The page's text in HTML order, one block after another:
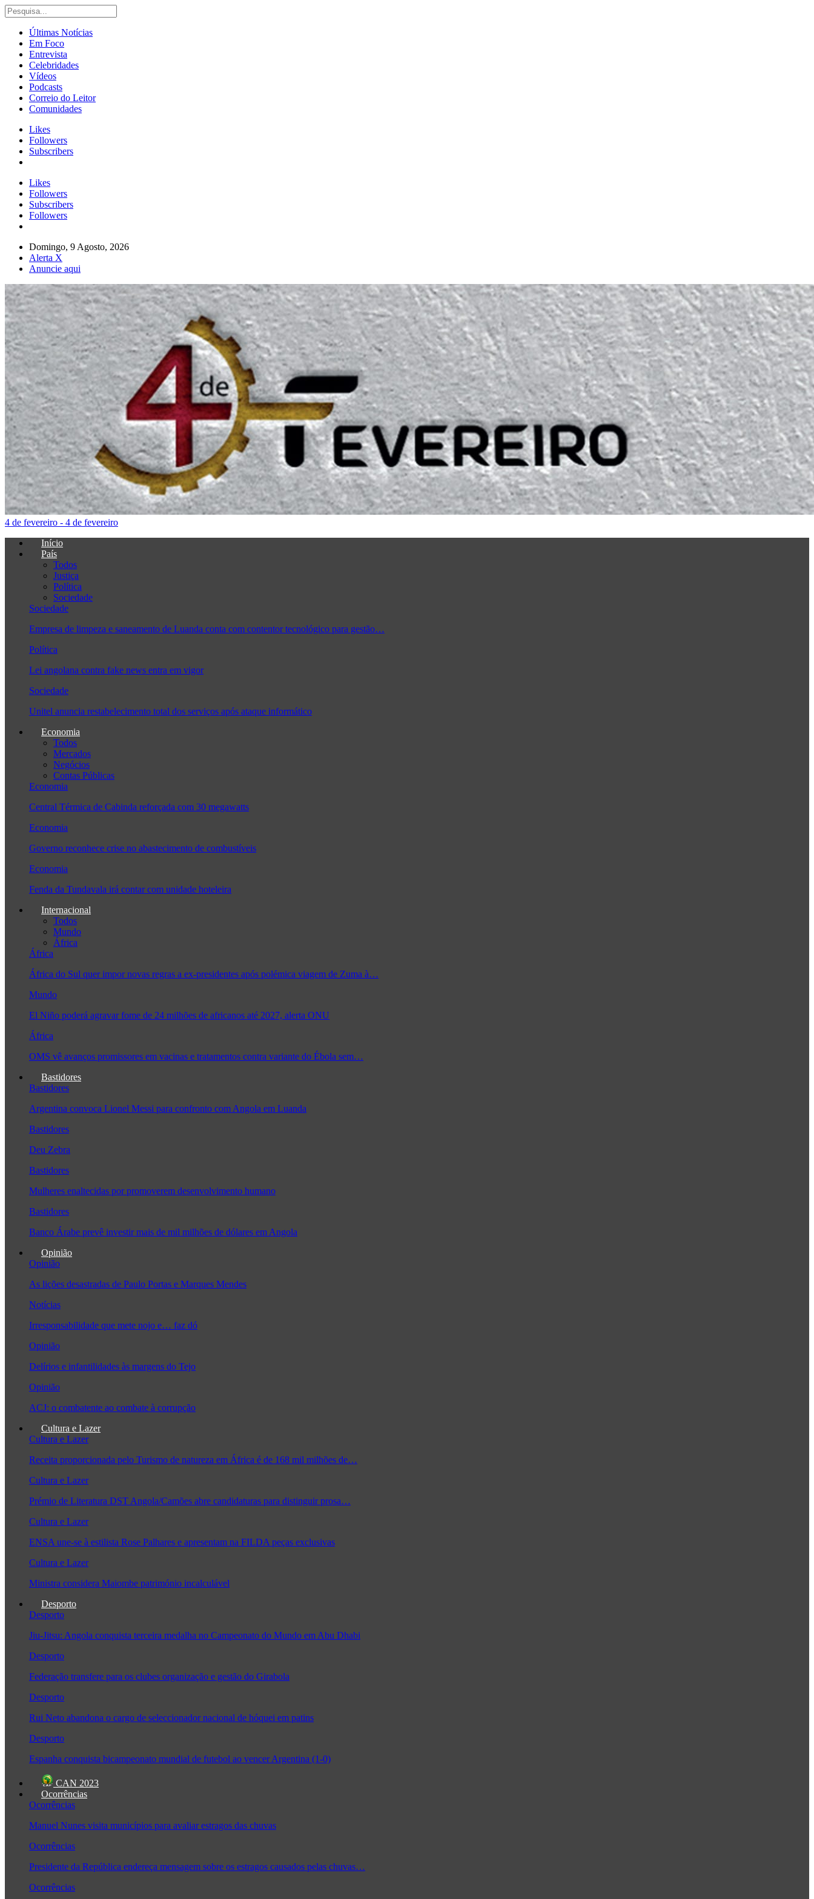
Últimas Notícias
Em Foco
Entrevista
Celebridades
Vídeos
Podcasts
Correio do Leitor
Comunidades
Likes
Followers
Subscribers
Likes
Followers
Subscribers
Followers
Domingo, 9 Agosto, 2026
Alerta X
Anuncie aqui
4 de fevereiro - 4 de fevereiro
Início
País
Todos
Justiça
Política
Sociedade
Sociedade
Empresa de limpeza e saneamento de Luanda conta com contentor tecnológico para gestão…
Política
Lei angolana contra fake news entra em vigor
Sociedade
Unitel anuncia restabelecimento total dos serviços após ataque informático
Economia
Todos
Mercados
Negócios
Contas Públicas
Economia
Central Térmica de Cabinda reforçada com 30 megawatts
Economia
Governo reconhece crise no abastecimento de combustíveis
Economia
Fenda da Tundavala irá contar com unidade hoteleira
Internacional
Todos
Mundo
África
África
África do Sul quer impor novas regras a ex-presidentes após polémica viagem de Zuma à…
Mundo
El Niño poderá agravar fome de 24 milhões de africanos até 2027, alerta ONU
África
OMS vê avanços promissores em vacinas e tratamentos contra variante do Ébola sem…
Bastidores
Bastidores
Argentina convoca Lionel Messi para confronto com Angola em Luanda
Bastidores
Deu Zebra
Bastidores
Mulheres enaltecidas por promoverem desenvolvimento humano
Bastidores
Banco Árabe prevê investir mais de mil milhões de dólares em Angola
Opinião
Opinião
As lições desastradas de Paulo Portas e Marques Mendes
Notícias
Irresponsabilidade que mete nojo e… faz dó
Opinião
Delírios e infantilidades às margens do Tejo
Opinião
ACJ: o combatente ao combate à corrupção
Cultura e Lazer
Cultura e Lazer
Receita proporcionada pelo Turismo de natureza em África é de 168 mil milhões de…
Cultura e Lazer
Prémio de Literatura DST Angola/Camões abre candidaturas para distinguir prosa…
Cultura e Lazer
ENSA une-se à estilista Rose Palhares e apresentam na FILDA peças exclusivas
Cultura e Lazer
Ministra considera Maiombe património incalculável
Desporto
Desporto
Jiu-Jitsu: Angola conquista terceira medalha no Campeonato do Mundo em Abu Dhabi
Desporto
Federação transfere para os clubes organização e gestão do Girabola
Desporto
Rui Neto abandona o cargo de seleccionador nacional de hóquei em patins
Desporto
Espanha conquista bicampeonato mundial de futebol ao vencer Argentina (1-0)
CAN 2023
Ocorrências
Ocorrências
Manuel Nunes visita municípios para avaliar estragos das chuvas
Ocorrências
Presidente da República endereça mensagem sobre os estragos causados pelas chuvas…
Ocorrências